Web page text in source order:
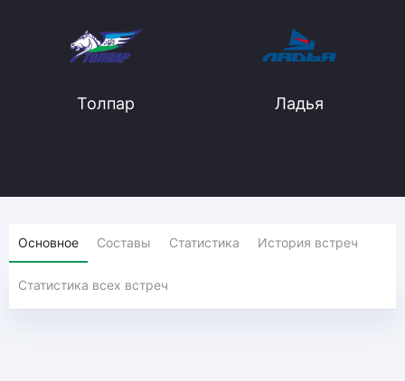
Толпар Ладья
Основное Составы Статистика История встреч
Статистика всех встреч